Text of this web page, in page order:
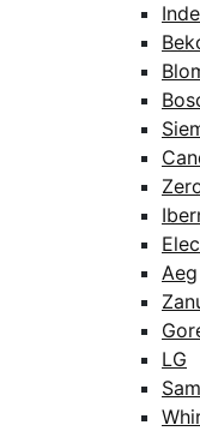
Aeg
LG